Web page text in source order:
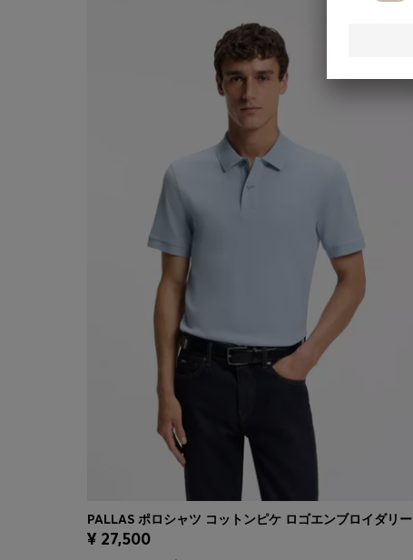
クイックショッピング
PALLAS ポロシャツ コットンピケ ロゴエンブロイダリー
¥ 27,500